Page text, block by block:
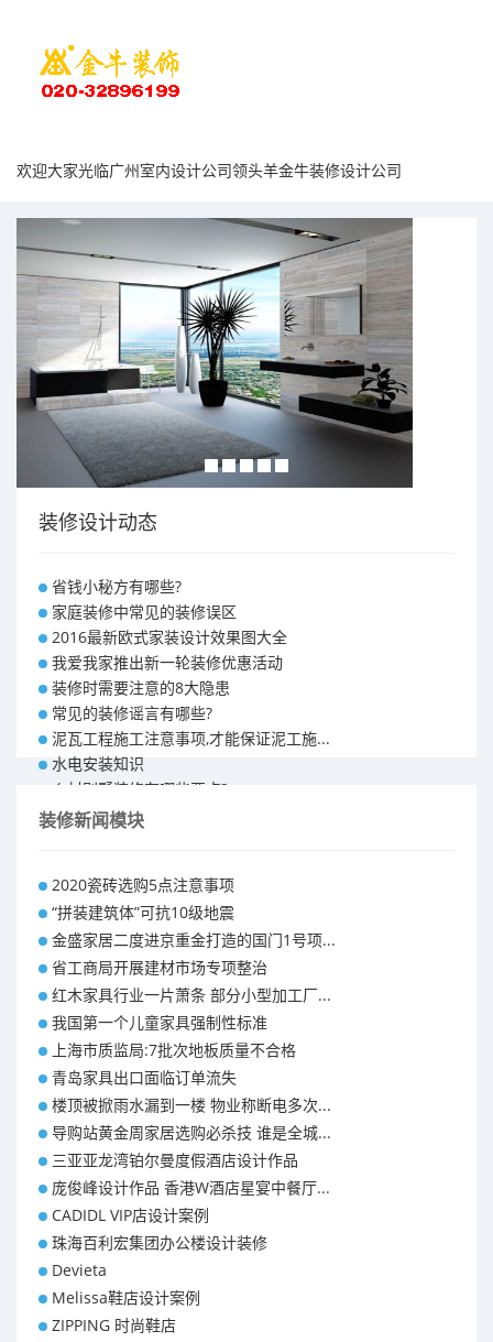
欢迎大家光临广州室内设计公司领头羊金牛装修设计公司
装修设计动态
省钱小秘方有哪些?
家庭装修中常见的装修误区
2016最新欧式家装设计效果图大全
我爱我家推出新一轮装修优惠活动
装修时需要注意的8大隐患
常见的装修谣言有哪些?
泥瓦工程施工注意事项,才能保证泥工施...
水电安装知识
乡村别墅装修有哪些要点?
别墅怎样装修之装修技巧
昆明110平米装修预算 装修报价清单
昆明100平米装修多少钱
装修新闻模块
2020瓷砖选购5点注意事项
“拼装建筑体”可抗10级地震
金盛家居二度进京重金打造的国门1号项...
省工商局开展建材市场专项整治
红木家具行业一片萧条 部分小型加工厂...
我国第一个儿童家具强制性标准
上海市质监局:7批次地板质量不合格
青岛家具出口面临订单流失
楼顶被掀雨水漏到一楼 物业称断电多次...
导购站黄金周家居选购必杀技 谁是全城...
三亚亚龙湾铂尔曼度假酒店设计作品
庞俊峰设计作品 香港W酒店星宴中餐厅...
CADIDL VIP店设计案例
珠海百利宏集团办公楼设计装修
Devieta
Melissa鞋店设计案例
ZIPPING 时尚鞋店